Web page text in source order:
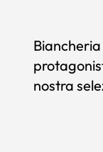
nostra